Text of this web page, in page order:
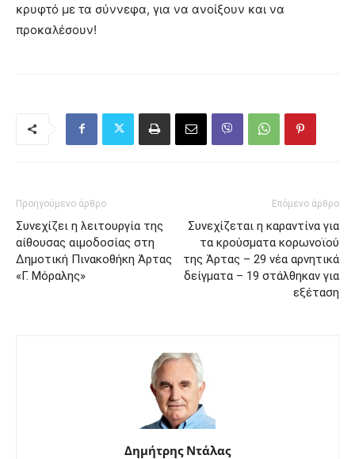
κρυφτό με τα σύννεφα, για να ανοίξουν και να
προκαλέσουν!
Προηγούμενο άρθρο
Συνεχίζει η λειτουργία της
αίθουσας αιμοδοσίας στη
Δημοτική Πινακοθήκη Άρτας
«Γ. Μόραλης»
Επόμενο άρθρο
Συνεχίζεται η καραντίνα για
τα κρούσματα κορωνοϊού
της Άρτας – 29 νέα αρνητικά
δείγματα – 19 στάλθηκαν για
εξέταση
Δημήτρης Ντάλας